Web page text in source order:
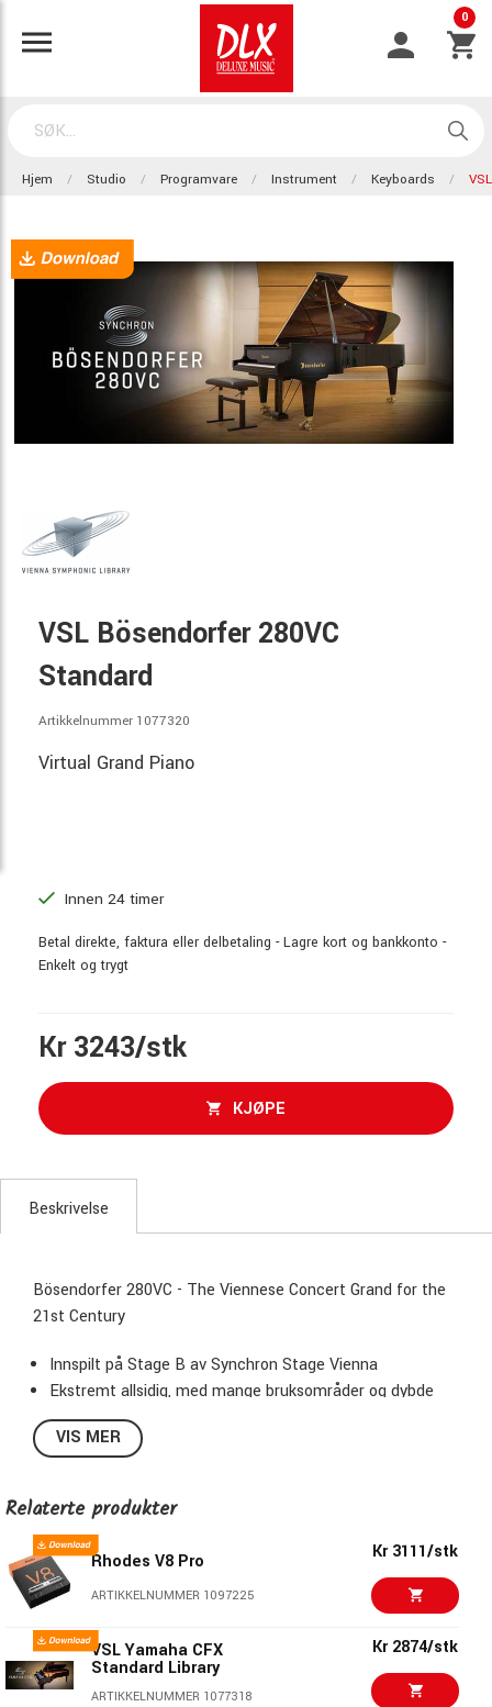
0
Hjem Studio Programvare Instrument Keyboards
VSL Bösendorfer 280VC
Standard
Artikkelnummer 1077320
Virtual Grand Piano
Innen 24 timer
Betal direkte, faktura eller delbetaling - Lagre kort og bankkonto -
Enkelt og trygt
Kr 3243/stk
KJØPE
Beskrivelse
Bösendorfer 280VC - The Viennese Concert Grand for the
21st Century
Innspilt på Stage B av Synchron Stage Vienna
Ekstremt allsidig, med mange bruksområder og dybde
Skarpt, klart og fargerrikt lydbilde
Stor dynamisk rekkevidde
klangvariasjoner
Avansert release sample-teknologi
Seks forhåndsinnstilte hovedinnstillinger
21 tilleggseffektest presets
VIS MER
Relaterte produkter
Rhodes V8 Pro
ARTIKKELNUMMER 1097225
Kr 3111/stk
VSL Yamaha CFX
Standard Library
ARTIKKELNUMMER 1077318
Kr 2874/stk